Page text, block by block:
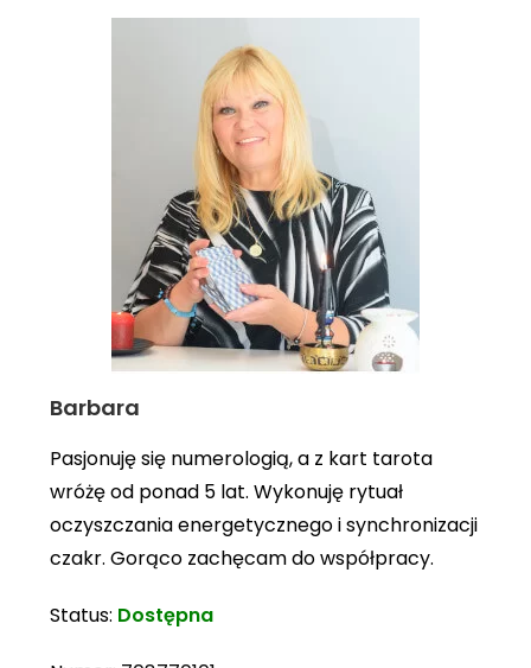
Barbara
Pasjonuję się numerologią, a z kart tarota
wróżę od ponad 5 lat. Wykonuję rytuał
oczyszczania energetycznego i synchronizacji
czakr. Gorąco zachęcam do współpracy.
Status: Dostępna